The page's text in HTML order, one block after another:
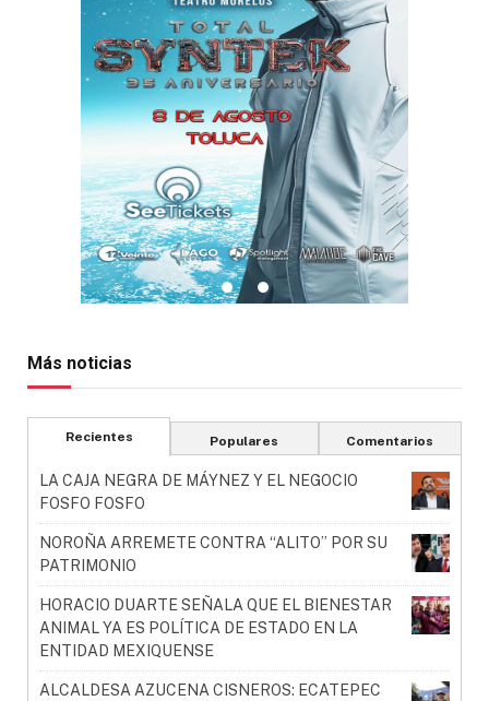
Más noticias
Recientes Populares Comentarios
LA CAJA NEGRA DE MÁYNEZ Y EL NEGOCIO
FOSFO FOSFO
NOROÑA ARREMETE CONTRA “ALITO” POR SU
PATRIMONIO
HORACIO DUARTE SEÑALA QUE EL BIENESTAR
ANIMAL YA ES POLÍTICA DE ESTADO EN LA
ENTIDAD MEXIQUENSE
ALCALDESA AZUCENA CISNEROS: ECATEPEC